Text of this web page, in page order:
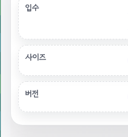
입수
사이즈
버전